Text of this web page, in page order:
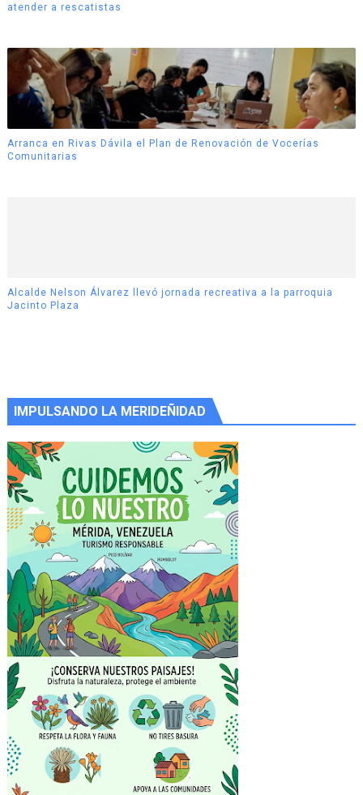
atender a rescatistas
Arranca en Rivas Dávila el Plan de Renovación de Vocerías
Comunitarias
Alcalde Nelson Álvarez llevó jornada recreativa a la parroquia
Jacinto Plaza
IMPULSANDO LA MERIDEÑIDAD